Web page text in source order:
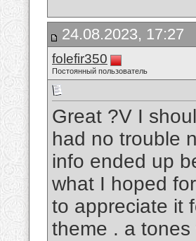
24.08.2023, 17:27
folefir350
Постоянный пользователь
Great ?V I
had no trouble
info ended up
what I hoped
to appreciate it
theme . a